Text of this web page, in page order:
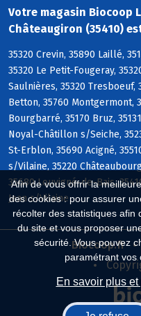
Afin de vous offrir la
des cookies : pour assurer
récolter des statistiques afin
du site et vous proposer
sécurité. Vous pouvez
paramétrant vos
En savoir plus
Votre magasin Biocoop
Châteaugiron (35410)
35320 Crevin, 35890 Laillé,
35320 Le Petit-Fougeray,
Saulnières, 35320 Tresboeuf,
Betton, 35760 Montgermont,
Bourgbarré, 35170 Bruz,
Noyal-Châtillon s/Seiche,
St-Erblon, 35690 Acigné,
s/Vilaine, 35220
35680 Louvigné-de-Bais,
Jean s/Vilaine
Biocoop.fr